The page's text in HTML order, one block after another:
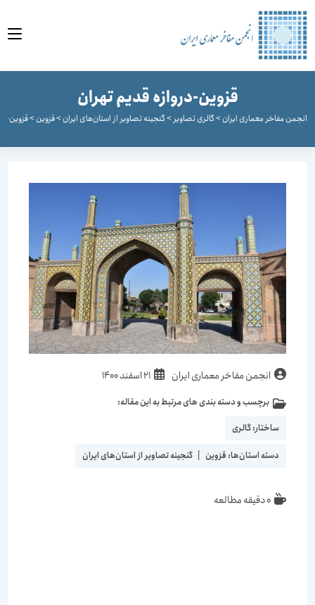
قزوین-دروازه قدیم تهران
مفاخر معماری ایران>گالری تصاویر>گنجینه تصاویر از استان‌های ایران>قزوین>قزوین-
انجمن مفاخر معماری ایران 21 اسفند 1400
برچسب و دسته بندی های مرتبط به این مقاله:
ساختار:گالری
دسته استان‌ها:قزوین | گنجینه تصاویر از استان‌های ایران
0 دقیقه مطالعه